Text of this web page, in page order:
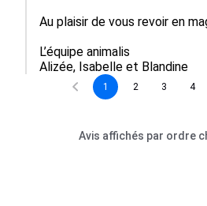
Au plaisir de vous revoir en
L’équipe animalis
Alizée, Isabelle et Blandine
1 2 3 4
Avis affichés par ordre